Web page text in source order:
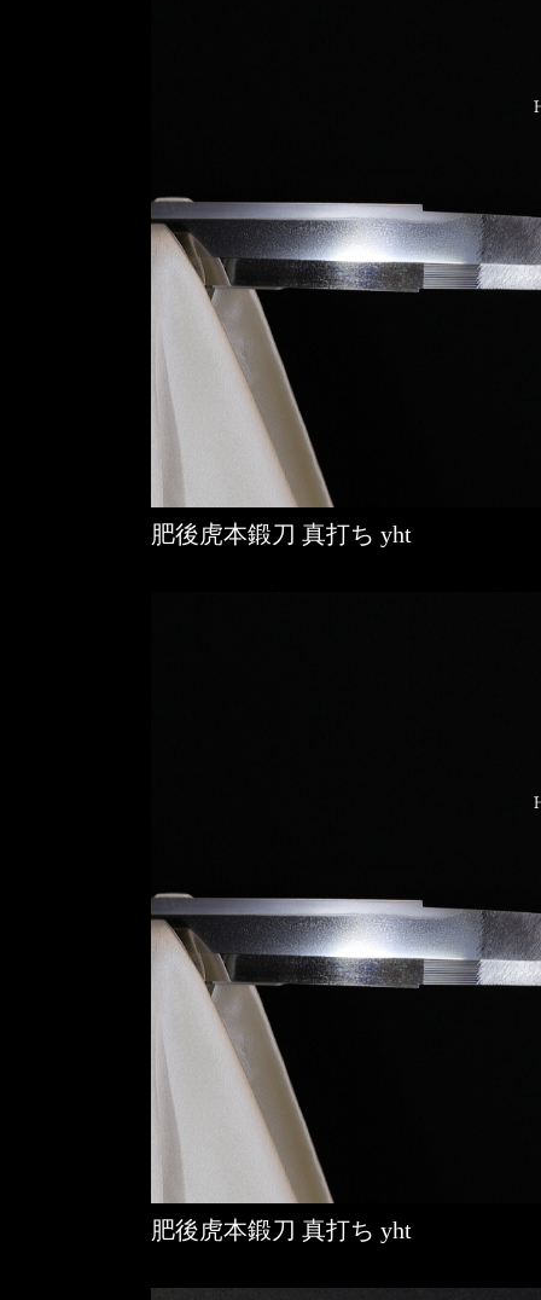
肥後虎本鍛刀 真打ち yht
肥後虎本鍛刀 真打ち yht